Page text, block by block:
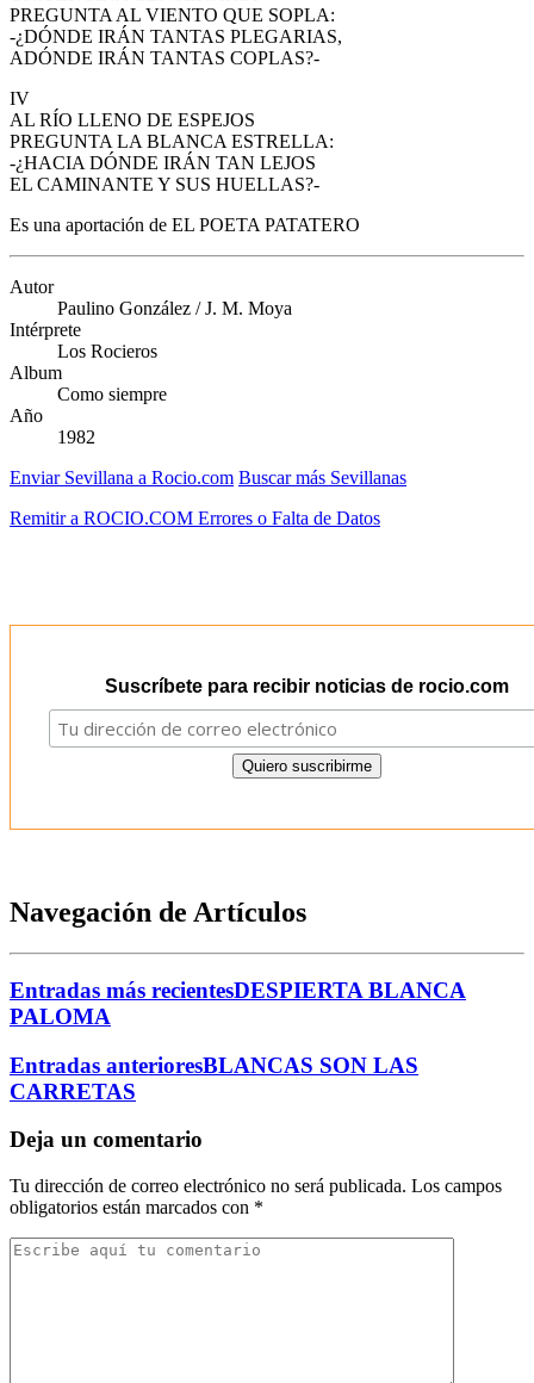
PREGUNTA AL VIENTO QUE SOPLA:
-¿DÓNDE IRÁN TANTAS PLEGARIAS,
ADÓNDE IRÁN TANTAS COPLAS?-
IV
AL RÍO LLENO DE ESPEJOS
PREGUNTA LA BLANCA ESTRELLA:
-¿HACIA DÓNDE IRÁN TAN LEJOS
EL CAMINANTE Y SUS HUELLAS?-
Es una aportación de EL POETA PATATERO
Autor
Paulino González / J. M. Moya
Intérprete
Los Rocieros
Album
Como siempre
Año
1982
Enviar Sevillana a Rocio.com Buscar más Sevillanas
Remitir a ROCIO.COM Errores o Falta de Datos
Suscríbete para recibir noticias de rocio.com
Navegación de Artículos
Entradas más recientesDESPIERTA BLANCA
PALOMA
Entradas anterioresBLANCAS SON LAS
CARRETAS
Deja un comentario
Tu dirección de correo electrónico no será publicada. Los campos
obligatorios están marcados con *